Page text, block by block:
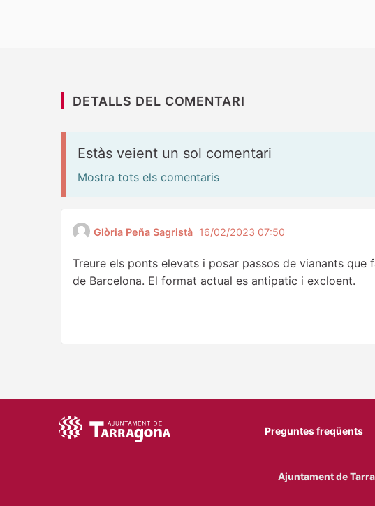
DETALLS DEL COMENTARI
Estàs veient un sol comentari
Mostra tots els comentaris
Glòria Peña Sagristà 16/02/2023 07:50
Treure els ponts elevats i posar passos de vianants
de Barcelona. El format actual es antipatic i excloent.
Preguntes freqüents
Ajuntament de